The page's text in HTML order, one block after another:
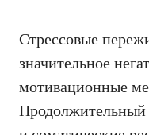
Стрессовые
значительное
мотивационные
Продолжительный